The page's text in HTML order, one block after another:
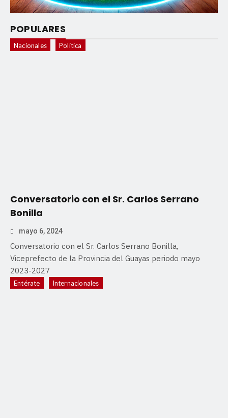
POPULARES
Nacionales Política
Conversatorio con el Sr. Carlos Serrano
Bonilla
mayo 6, 2024
Conversatorio con el Sr. Carlos Serrano Bonilla,
Viceprefecto de la Provincia del Guayas periodo mayo
2023-2027
Entérate Internacionales